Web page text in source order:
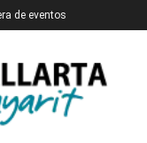
de eventos